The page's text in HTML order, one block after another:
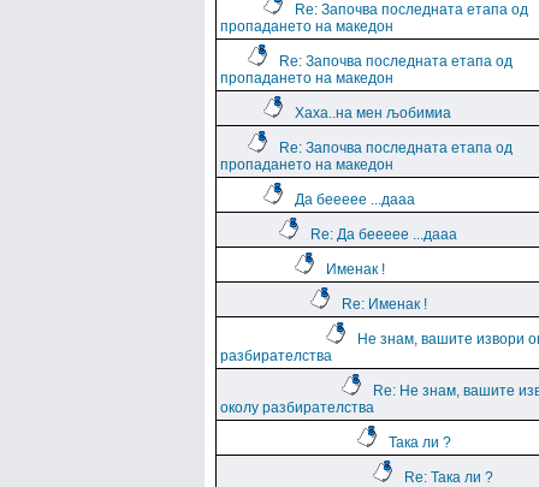
Re: Започва последната етапа од
пропадането на македон
Re: Започва последната етапа од
пропадането на македон
Хаха..на мен љобимиа
Re: Започва последната етапа од
пропадането на македон
Да беееее ...дааа
Re: Да беееее ...дааа
Именак !
Re: Именак !
Не знам, вашите извори
разбирателства
Re: Не знам, вашите
околу разбирателства
Така ли ?
Re: Така ли ?